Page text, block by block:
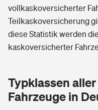
vollkaskoversicherter
Teilkaskoversicherung
diese Statistik werden
kaskoversicherter
Typklassen
Fahrzeuge in